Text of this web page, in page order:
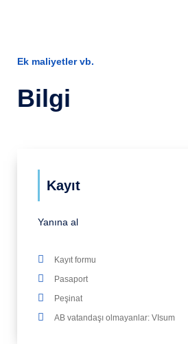
Ek maliyetler vb.
Bilgi
Kayıt
Yanına al
Kayıt formu
Pasaport
Peşinat
AB vatandaşı olmayanlar: VIsum